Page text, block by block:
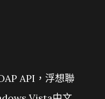
API，浮想聯